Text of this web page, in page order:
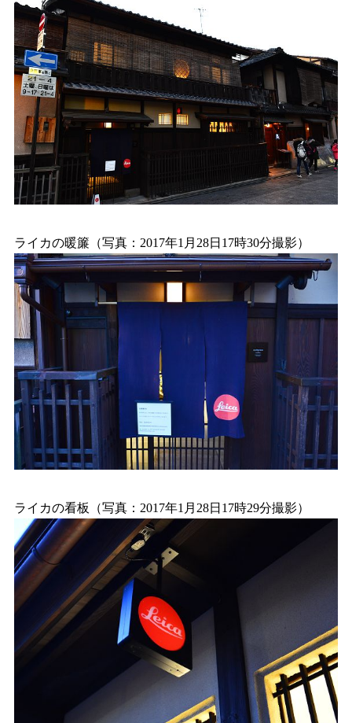
ライカの暖簾（写真：2017年1月28日17時30分撮影）
ライカの看板（写真：2017年1月28日17時29分撮影）